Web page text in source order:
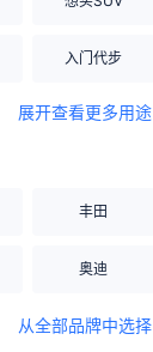
入门代步
空间宽敞
展开查看更多用途
丰田
奥迪
从全部品牌中选择